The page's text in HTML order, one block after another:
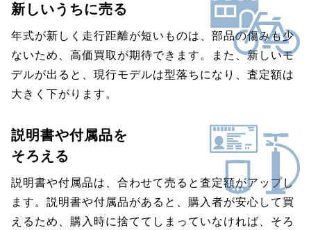
新しいうちに売る
年式が新しく走行距離が短いものは、部品の傷みも少
ないため、高価買取が期待できます。また、新しいモ
デルが出ると、現行モデルは型落ちになり、査定額は
大きく下がります。
説明書や付属品を
そろえる
説明書や付属品は、合わせて売ると査定額がアップし
ます。説明書や付属品があると、購入者が安心して買
えるため、購入時に捨ててしまっていなければ、そろ